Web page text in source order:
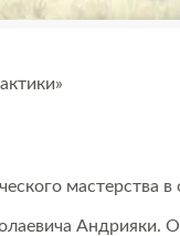
мастерства в
Андрияки.